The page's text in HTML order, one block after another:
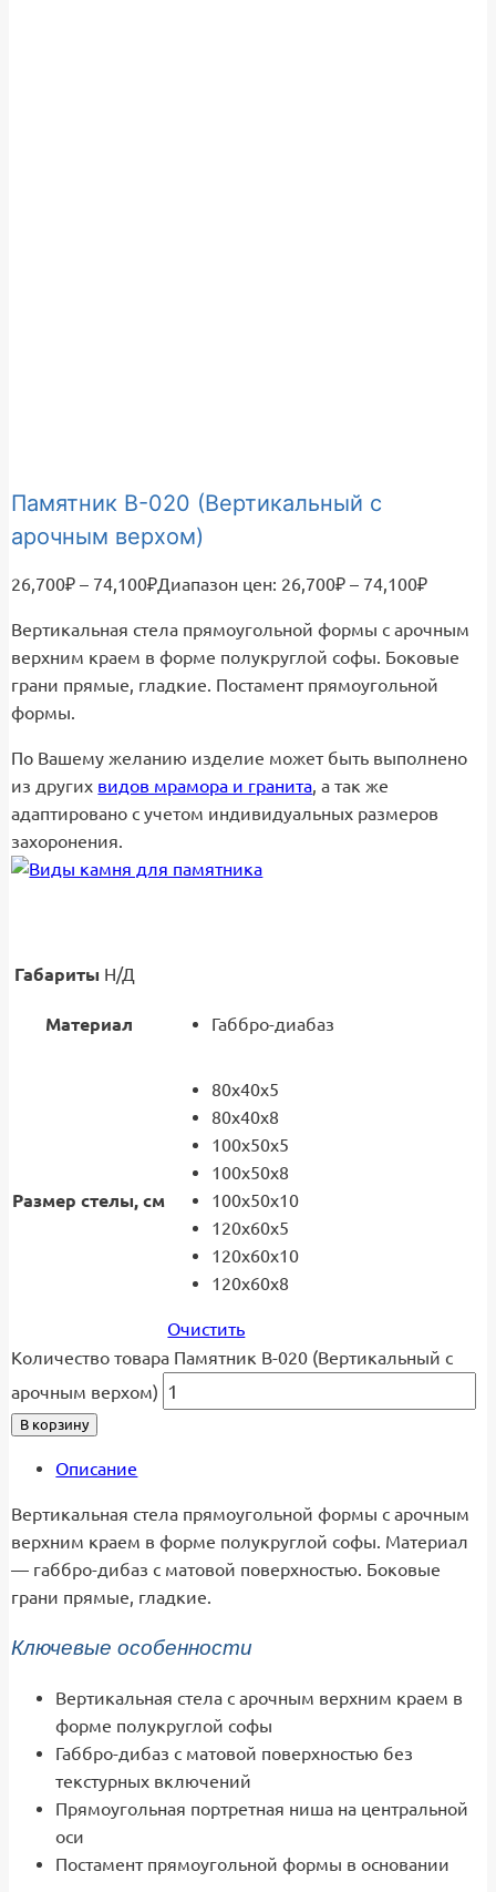
Памятник В-020 (Вертикальный с
арочным верхом)
26,700₽ – 74,100₽Диапазон цен: 26,700₽ – 74,100₽
Вертикальная стела прямоугольной формы с арочным
верхним краем в форме полукруглой софы. Боковые
грани прямые, гладкие. Постамент прямоугольной
формы.
По Вашему желанию изделие может быть выполнено
из других видов мрамора и гранита, а так же
адаптировано с учетом индивидуальных размеров
захоронения.
Габариты Н/Д
Материал Габбро-диабаз
Размер стелы, см
80x40x5
80x40x8
100x50x5
100x50x8
100x50x10
120x60x5
120x60x10
120x60x8
Очистить
Количество товара Памятник В-020 (Вертикальный с
арочным верхом)
В корзину
Описание
Вертикальная стела прямоугольной формы с арочным
верхним краем в форме полукруглой софы. Материал
— габбро-дибаз с матовой поверхностью. Боковые
грани прямые, гладкие.
Ключевые особенности
Вертикальная стела с арочным верхним краем в
форме полукруглой софы
Габбро-дибаз с матовой поверхностью без
текстурных включений
Прямоугольная портретная ниша на центральной
оси
Постамент прямоугольной формы в основании